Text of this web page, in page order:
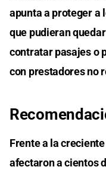
apunta a proteger a
que pudieran
contratar pasajes o
con prestadores no
Frente a la
afectaron a cientos